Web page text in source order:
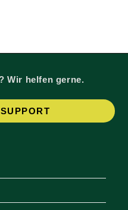
Wir helfen gerne.